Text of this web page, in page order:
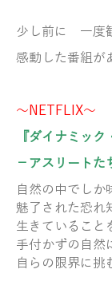
少し前に 一度
感動した番組が
～NETFLIX～
『ダイナミック
－アスリートた
自然の中でしか
魅了された恐れ
生きていること
手付かずの自然
自らの限界に挑